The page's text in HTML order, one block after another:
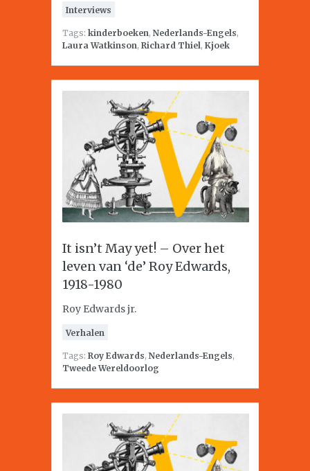
Interviews
Tags: kinderboeken, Nederlands-Engels,
Laura Watkinson, Richard Thiel, Kjoek
It isn’t May yet! – Over het
leven van ‘de’ Roy Edwards,
1918-1980
Roy Edwards jr.
Verhalen
Tags: Roy Edwards, Nederlands-Engels,
Tweede Wereldoorlog